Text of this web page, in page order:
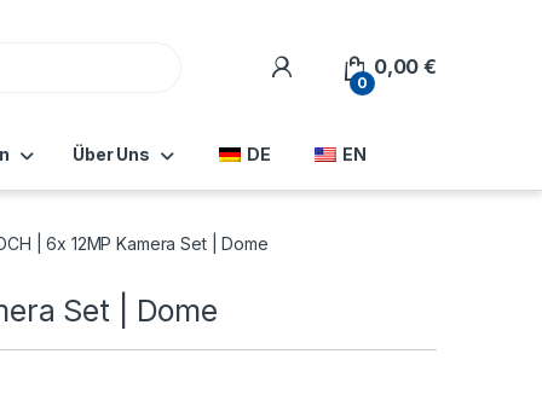
0
0,00€
Über Uns DE EN
| 6x 12MP Kamera Set | Dome
Set | Dome